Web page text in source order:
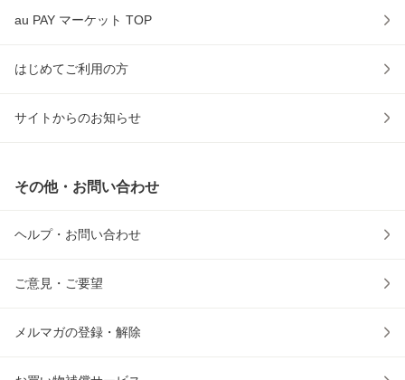
au PAY マーケット TOP
はじめてご利用の方
サイトからのお知らせ
その他・お問い合わせ
ヘルプ・お問い合わせ
ご意見・ご要望
メルマガの登録・解除